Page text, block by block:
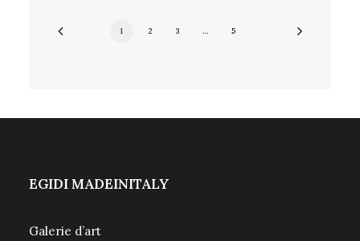
1 2 3 … 5
EGIDI MADEINITALY
Galerie d’art